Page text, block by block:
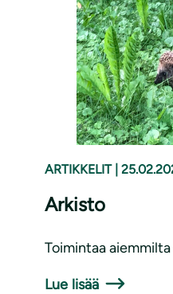
ARTIKKELIT
Arkisto
Toimintaa
Lue lisää